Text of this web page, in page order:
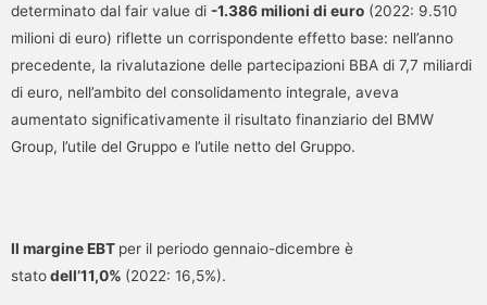
determinato dal fair value di -1.386 milioni di euro (2022: 9.510
milioni di euro) riflette un corrispondente effetto base: nell’anno
precedente, la rivalutazione delle partecipazioni BBA di 7,7 miliardi
di euro, nell’ambito del consolidamento integrale, aveva
aumentato significativamente il risultato finanziario del BMW
Group, l’utile del Gruppo e l’utile netto del Gruppo.
Il margine EBT per il periodo gennaio-dicembre è
statodell’11,0% (2022: 16,5%).